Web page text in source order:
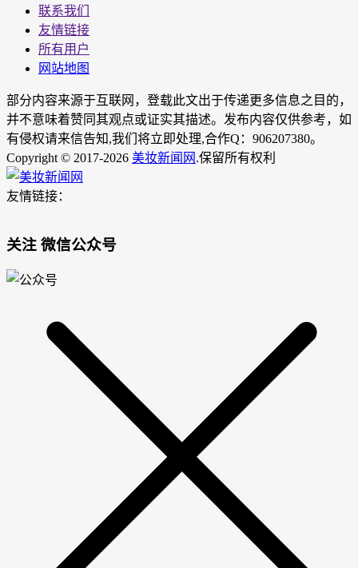
联系我们
友情链接
所有用户
网站地图
部分内容来源于互联网，登载此文出于传递更多信息之目的，
并不意味着赞同其观点或证实其描述。发布内容仅供参考，如
有侵权请来信告知,我们将立即处理,合作Q：906207380。
Copyright © 2017-2026 美妆新闻网 .保留所有权利
友情链接：
关注 微信公众号